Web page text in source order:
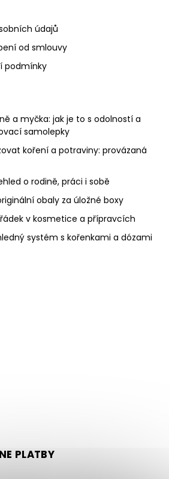
údajů
od smlouvy
podmínky
a myčka: jak je to s odolností a
samolepky
koření a potraviny: provázaná
o rodině, práci i sobě
obaly za úložné boxy
v kosmetice a přípravcích
systém s kořenkami a dózami
PLATBY